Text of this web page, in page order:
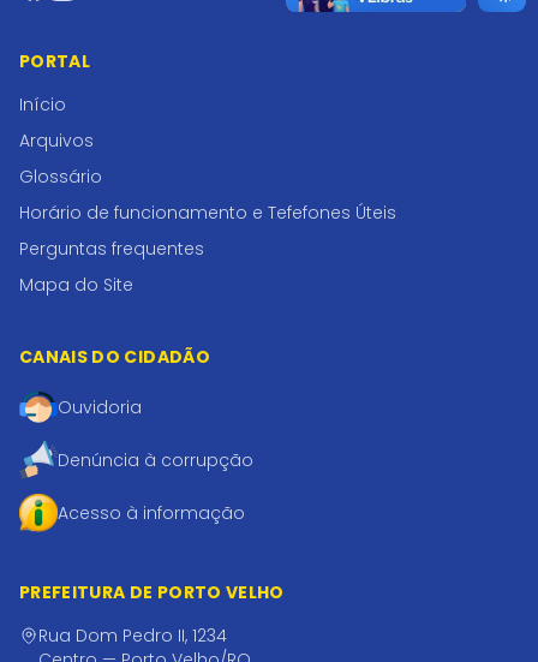
PORTAL
Início
Arquivos
Glossário
Horário de funcionamento e Tefefones Úteis
Perguntas frequentes
Mapa do Site
CANAIS DO CIDADÃO
Ouvidoria
Denúncia à corrupção
Acesso à informação
PREFEITURA DE PORTO VELHO
Rua Dom Pedro II, 1234